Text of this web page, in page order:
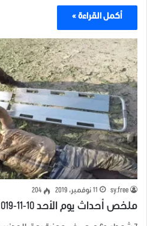
أكمل القراءة »
sy.free 11 نوفمبر، 2019 204
ملخص أحداث يوم الأحد 10-11-2019 في مدينة ادلب وريفها